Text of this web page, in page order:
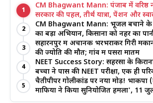
1
CM Bhagwant Mann: पंजाब में वरिष्ठ
सरकार की पहल, तीर्थ यात्रा, पेंशन और
जोर
2
CM Bhagwant Mann: भूजल बचाने के
का बड़ा अभियान, किसानों को नहर का
खेती का मिल रहा लाभ
3
सहारनपुर में अचानक भरभराकर गिरी
की ज्योति की मौत; गांव में पसरा मातम
4
NEET Success Story: सहरसा के
बच्चों ने पास की NEET परीक्षा, एक ही
बहनों ने रचा इतिहास
5
चैतीपीपर गोलीकांड पर नया मोड़! भाकपा
माफिया ने किया सुनियोजित हमला', 11
आंदोलन